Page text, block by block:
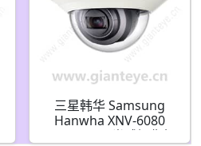
三星韩华 Samsung
Hanwha XNV-6080
2MP H.265 半球摄像机